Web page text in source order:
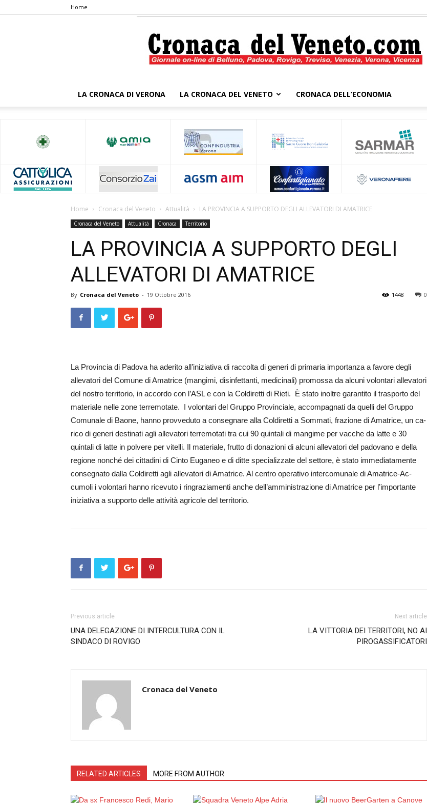
Home
Veneto
LA CRONACA DI VERONA LA CRONACA DEL VENETO CRONACA DELL’ECONOMIA
Home Cronaca del Veneto Attualità LA PROVINCIA A SUPPORTO DEGLI ALLEVATORI DI AMATRICE
Cronaca del Veneto Attualità Cronaca Territorio
LA PROVINCIA A SUPPORTO DEGLI
ALLEVATORI DI AMATRICE
By Cronaca del Veneto - 19 Ottobre 2016 0
1448
La Provincia di Padova ha aderito all’iniziativa di raccolta di generi di primaria importanza a favore degli
allevatori del Comune di Amatrice (mangimi, disinfettanti, medicinali) promossa da alcuni volontari allevatori
del nostro territorio, in accordo con l’ASL e con la Col­diretti di Rieti. È stato inoltre garantito il trasporto del
materiale nelle zone terremotate. I volontari del Gruppo Provi­nciale, accompagnati da quelli del Gruppo
Comunale di Ba­one, hanno provveduto a conse­gnare alla Col­d­iretti a So­mmati, frazione di Am­atrice, un ca­
rico di generi destinati agli allevatori terremotati tra cui 90 quintali di mangime per vacche da latte e 30
quintali di latte in polvere per vitelli. Il materiale, frutto di donazioni di alcuni allevatori del padovano e della
re­gione no­nché dei cittadini di Cinto Eu­ganeo e di ditte specializzate del se­ttore, è stato im­m­e­­diatamente
con­segnato dalla Co­ldiretti agli allevatori di Ama­trice. Al centro op­­e­­rativo interc­omunale di Amatrice-Ac­
cumoli i volontari ha­nno ricevuto i ringraziamenti an­che dell’­am­min­is­trazione di Am­atr­ice p­e­r l’i­m­po­rtante
iniziativa a s­u­pporto de­lle attività agricole del territorio.
Previous article
UNA DELEGAZIONE DI INTERCULTURA CON IL
SINDACO DI ROVIGO
Next article
LA VITTORIA DEI TERRITORI, NO AI
PIROGASSIFICATORI
Cronaca del Veneto
RELATED ARTICLES MORE FROM AUTHOR